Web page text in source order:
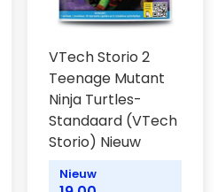
VTech Storio 2
Teenage Mutant
Ninja Turtles-
Standaard (VTech
Storio) Nieuw
Nieuw